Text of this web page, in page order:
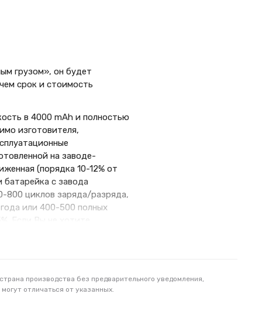
грузом», он будет
срок и стоимость
в 4000 mAh и полностью
изготовителя,
на заводе-
(порядка 10-12% от
батарейка с завода
800 циклов заряда/разряда,
или 400-500 полных
Если Вы не хотите
получив приемлемую по
устройств: от сотовых
в том числе России,
производства без предварительного уведомления,
отличаться от указанных.